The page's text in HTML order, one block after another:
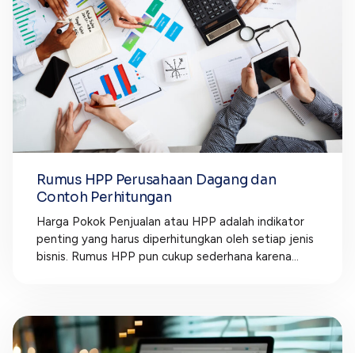
Rumus HPP Perusahaan Dagang dan
Contoh Perhitungan
Harga Pokok Penjualan atau HPP adalah indikator
penting yang harus diperhitungkan oleh setiap jenis
bisnis. Rumus HPP pun cukup sederhana karena...